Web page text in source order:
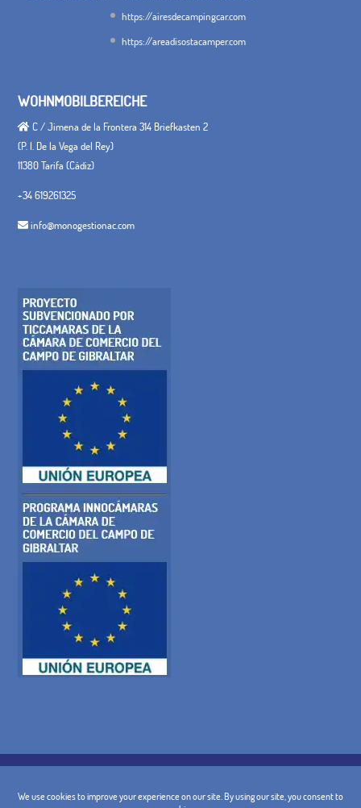
https://airesdecampingcar.com
https://areadisostacamper.com
WOHNMOBILBEREICHE
C / Jimena de la Frontera 314 Briefkasten 2
(P. I. De la Vega del Rey)
11380 Tarifa (Cádiz)
+34 619261325
info@monogestionac.com
RECHTLICHE WARNUNG
ALLGEMEINE BEDINGUNGEN